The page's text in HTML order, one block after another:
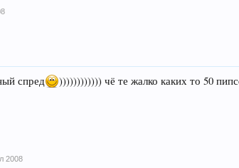
спред )))))))))))) чё те жалко каких то 50
2008